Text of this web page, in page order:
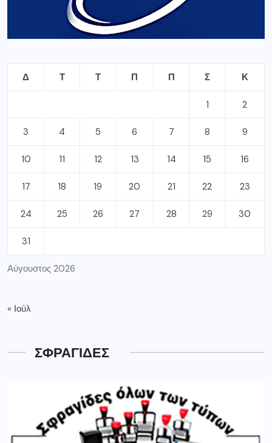
Αύγουστος 2026
Δ Τ Τ Π Π Σ Κ
1 2
3 4 5 6 7 8 9
10 11 12 13 14 15 16
17 18 19 20 21 22 23
24 25 26 27 28 29 30
31
« Ιούλ
ΣΦΡΑΓΙΔΕΣ